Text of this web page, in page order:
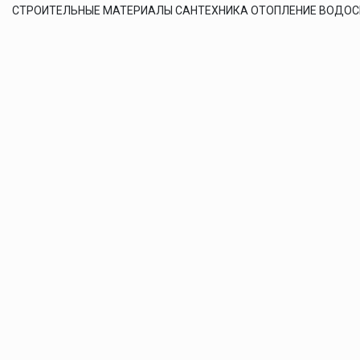
СТРОИТЕЛЬНЫЕ МАТЕРИАЛЫ САНТЕХНИКА ОТОПЛЕНИЕ